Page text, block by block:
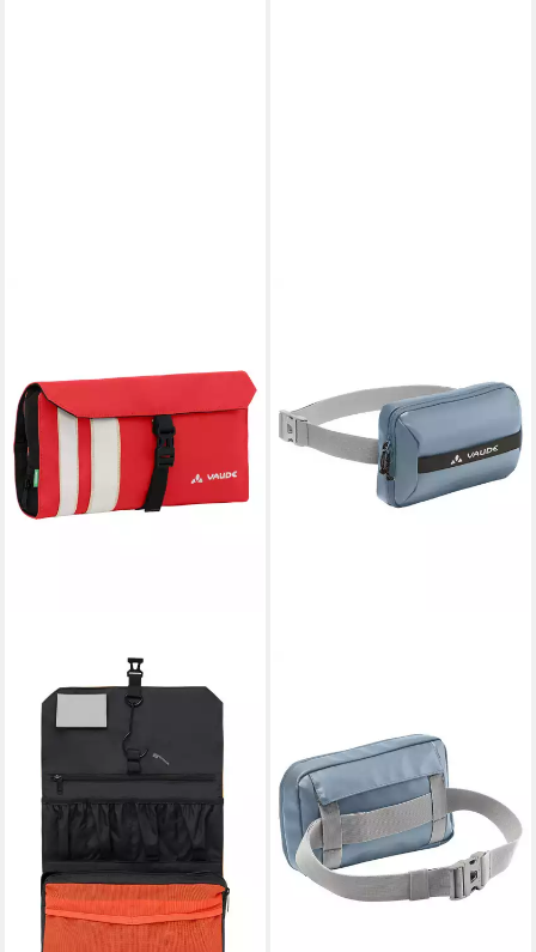
Kulturbeutel Socotra (Ein
Stück, 1-tlg., Ein Stück),
geräumiger und funktioneller
Kulturbeutel
ab 43,65 €
lieferbar - in 2-3 Werktagen bei dir